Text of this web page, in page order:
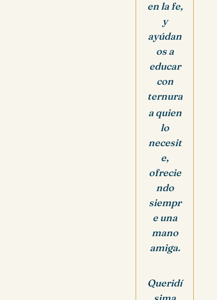
en la fe,
y
ayúdan
os a
educar
con
ternura
a quien
lo
necesit
e,
ofrecie
ndo
siempr
e una
mano
amiga.
Queridí